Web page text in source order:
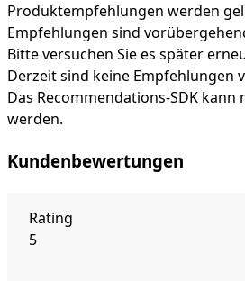
Produktempfehlungen werden
Empfehlungen sind
Bitte versuchen Sie es später
Derzeit sind keine Empfehlungen
Das Recommendations-SDK
werden.
Kundenbewertungen
Rating
5